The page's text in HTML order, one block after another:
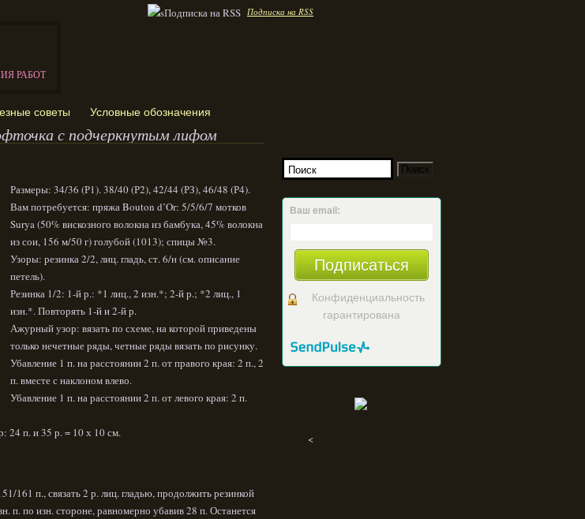
Подписка на RSS
РАБОТ
советы Условные обозначения
с подчеркнутым лифом
Размеры: 34/36 (Р1). 38/40 (Р2), 42/44 (РЗ), 46/48 (Р4).
Вам потребуется: пряжа Bouton d’Or: 5/5/6/7 мотков
Surya (50% вискозного волокна из бамбука, 45% волокна
из сои, 156 м/50 г) голубой (1013); спицы №3.
Узоры: резинка 2/2, лиц. гладь, ст. 6/н (см. описание
петель).
Резинка 1/2: 1-й р.: *1 лиц., 2 изн.*; 2-й р.; *2 лиц., 1
изн.*. Повторять 1-й и 2-й р.
Ажурный узор: вязать по схеме, на которой приведены
только нечетные ряды, четные ряды вязать по рисунку.
Убавление 1 п. на расстоянии 2 п. от правого края: 2 п., 2
п. вместе с наклоном влево.
Убавление 1 п. на расстоянии 2 п. от левого края: 2 п.
24 п. и 35 р. = 10 х 10 см.
161 п., связать 2 р. лиц. гладью, продолжить резинкой
п. по изн. стороне, равномерно убавив 28 п. Останется
Ваш email:
Подписаться
Конфиденциальность
гарантирована
<